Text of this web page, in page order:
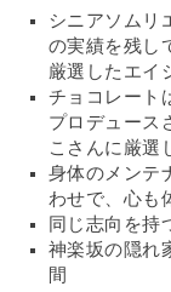
シニアソムリ
の実績を残し
厳選したエイ
チョコレート
プロデュース
こさんに厳選
身体のメンテ
わせで、心も
同じ志向を持
神楽坂の隠れ
間